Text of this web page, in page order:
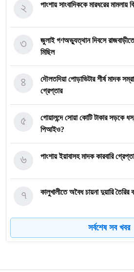
পাংশায় সাংবাদিককে মারধরের মামলায়
২
জুলাই গণঅভ্যুত্থান দিবসে
মি‌ছিল
৩
দৌলতদিয়া পোড়াভিটার শীর্ষ মাদক
গ্রেপ্তার
৪
গোয়ালন্দে সোয়া কোটি টাকার সড়কে
পিআইও?
৫
পাংশায় ইয়াবাসহ মাদক কারবারি
৬
কালুখালীতে অবৈধ চায়না দুয়ারি তৈরির
৭
গোয়ালন্দের নবাগত ইউএনও সাইফুল
৯
সর্বশেষ সব খবর